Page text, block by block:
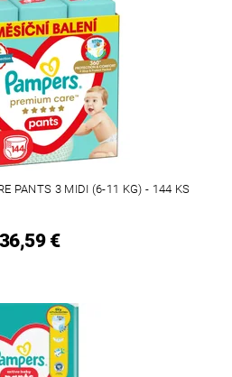
PANTS 3 MIDI (6-11 KG) - 144 KS
36,59 €